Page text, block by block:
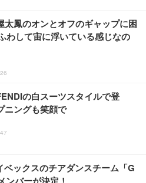
太鳳のオンとオフのギャップに困
わして宙に浮いている感じなの
の白スーツスタイルで登
ングも笑顔で
ベックスのチアダンスチーム「G